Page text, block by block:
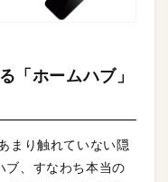
「ホームハブ」
まり触れていない隠
ブ、すなわち本当の